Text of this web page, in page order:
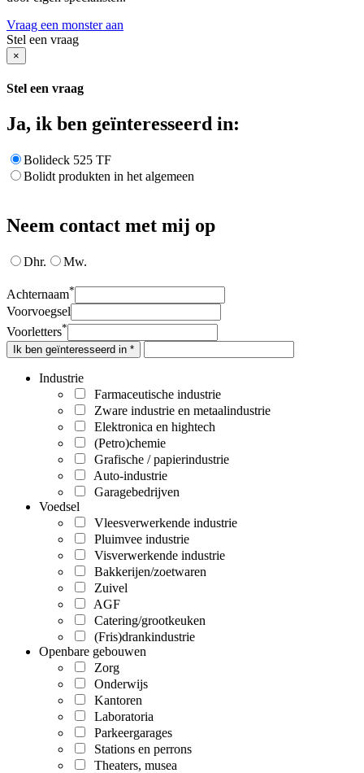
Vraag een monster aan
Stel een vraag
×
Stel een vraag
Ja, ik ben geïnteresseerd in:
Bolideck 525 TF
Bolidt produkten in het algemeen
Neem contact met mij op
Dhr. Mw.
Achternaam*
Voorvoegsel
Voorletters*
Ik ben geïnteresseerd in *
Industrie
Farmaceutische industrie
Zware industrie en metaalindustrie
Elektronica en hightech
(Petro)chemie
Grafische / papierindustrie
Auto-industrie
Garagebedrijven
Voedsel
Vleesverwerkende industrie
Pluimvee industrie
Visverwerkende industrie
Bakkerijen/zoetwaren
Zuivel
AGF
Catering/grootkeuken
(Fris)drankindustrie
Openbare gebouwen
Zorg
Onderwijs
Kantoren
Laboratoria
Parkeergarages
Stations en perrons
Theaters, musea